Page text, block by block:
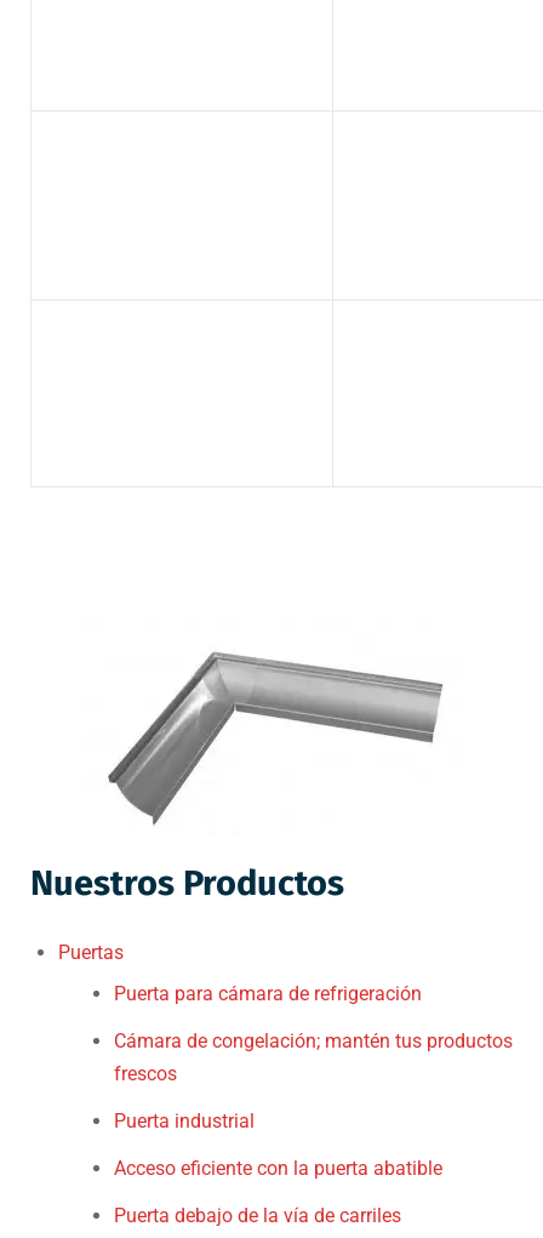
Nuestros Productos
Puertas
Puerta para cámara de refrigeración
Cámara de congelación; mantén tus productos
frescos
Puerta industrial
Acceso eficiente con la puerta abatible
Puerta debajo de la vía de carriles